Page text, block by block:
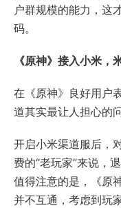
户群规模的能力，这
码。
《原神》接入小米，
在《原神》良好用户
道其实最让人担心的
开启小米渠道服后，
费的“老玩家”来说，
值得注意的是，《原
并不互通，考虑到玩